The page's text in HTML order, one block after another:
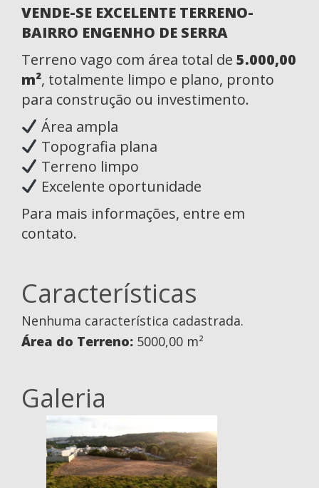
VENDE-SE EXCELENTE TERRENO-
BAIRRO ENGENHO DE SERRA
Terreno vago com área total de 5.000,00
m², totalmente limpo e plano, pronto
para construção ou investimento.
Área ampla
Topografia plana
Terreno limpo
Excelente oportunidade
Para mais informações, entre em
contato.
Características
Nenhuma característica cadastrada.
Área do Terreno: 5000,00 m²
Galeria